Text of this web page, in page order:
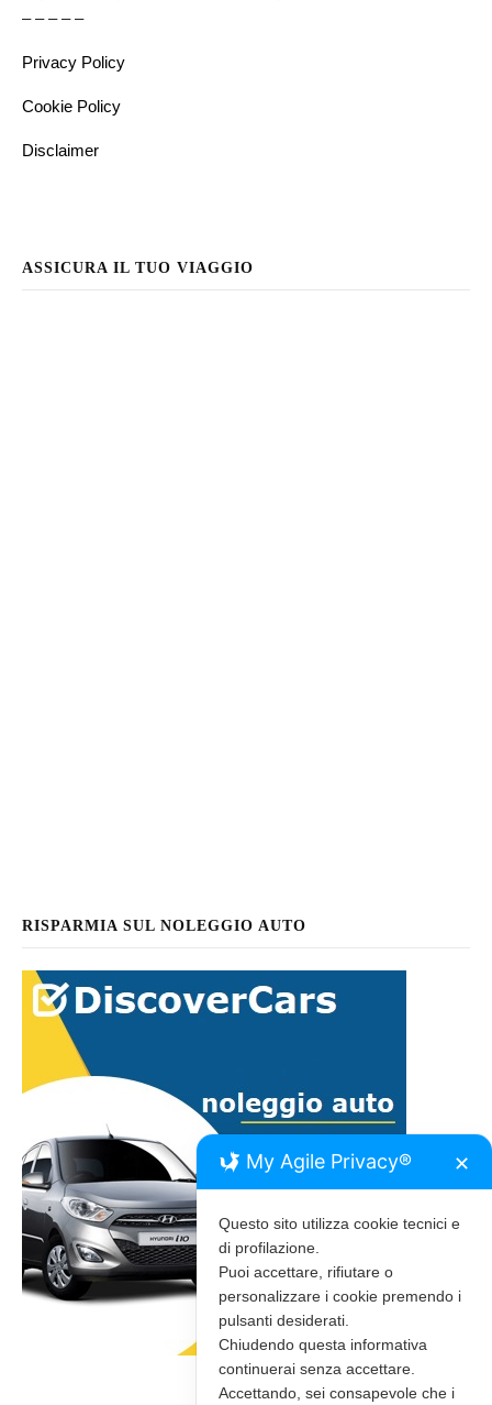
– – – – –
Privacy Policy
Cookie Policy
Disclaimer
ASSICURA IL TUO VIAGGIO
RISPARMIA SUL NOLEGGIO AUTO
My Agile Privacy® ✕
Questo sito utilizza cookie tecnici e
di profilazione.
Puoi accettare, rifiutare o
personalizzare i cookie premendo i
pulsanti desiderati.
Chiudendo questa informativa
continuerai senza accettare.
Accettando, sei consapevole che i